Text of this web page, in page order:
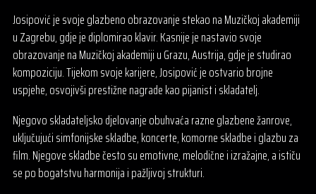
Josipović je svoje glazbeno obrazovanje stekao na Muzičkoj akademiji
u Zagrebu, gdje je diplomirao klavir. Kasnije je nastavio svoje
obrazovanje na Muzičkoj akademiji u Grazu, Austrija, gdje je studirao
kompoziciju. Tijekom svoje karijere, Josipović je ostvario brojne
uspjehe, osvojivši prestižne nagrade kao pijanist i skladatelj.
Njegovo skladateljsko djelovanje obuhvaća razne glazbene žanrove,
uključujući simfonijske skladbe, koncerte, komorne skladbe i glazbu za
film. Njegove skladbe često su emotivne, melodične i izražajne, a ističu
se po bogatstvu harmonija i pažljivoj strukturi.